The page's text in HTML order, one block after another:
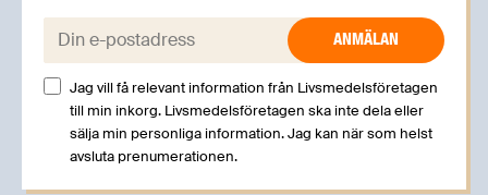
E-post:
Jag vill få relevant information från Livsmedelsföretagen
till min inkorg. Livsmedelsföretagen ska inte dela eller
sälja min personliga information. Jag kan när som helst
avsluta prenumerationen.